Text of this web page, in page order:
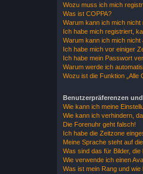
Wozu muss ich mich
Was ist COPPA?
Warum kann ich mich nicht
Ich habe mich registriert,
Warum kann ich mich nicht
Ich habe mich vor einiger
Ich habe mein Passwort
Warum werde ich
Wozu ist die Funktion „Alle
Benutzerpräferenzen
Wie kann ich meine
Wie kann ich verhindern,
Die Forenuhr geht falsch!
Ich habe die Zeitzone
Meine Sprache steht auf
Was sind das für Bilder,
Wie verwende ich einen
Was ist mein Rang und